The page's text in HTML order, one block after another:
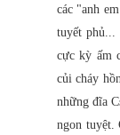
các "anh
tuyết phủ...
cực kỳ ấm
củi cháy
những đĩa
ngon tuyệt.